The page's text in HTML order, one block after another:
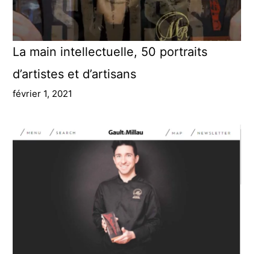
La main intellectuelle, 50 portraits
d’artistes et d’artisans
février 1, 2021